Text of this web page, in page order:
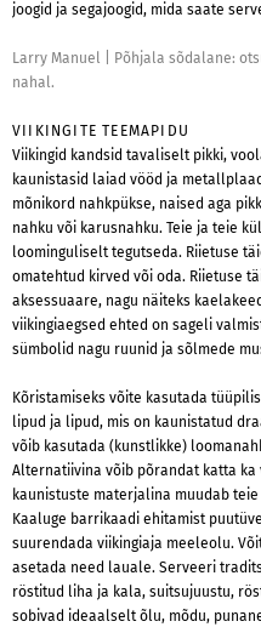
joogid ja segajoogid, mida saate
Larry Manuel
Põhjala sõdalane:
nahal.
VIIKINGITE TEEMAPIDU
Viikingid kandsid tavaliselt pikki,
kaunistasid laiad vööd ja
mõnikord nahkpükse, naised aga
nahku või karusnahku. Teie ja teie
loominguliselt tegutseda. Riietuse
omatehtud kirved või oda. Riietuse
aksessuaare, nagu näiteks
viikingiaegsed ehted on sageli
sümbolid nagu ruunid ja sõlmede
Kõristamiseks võite kasutada
lipud ja lipud, mis on kaunistatud
võib kasutada (kunstlikke)
Alternatiivina võib põrandat katta ka
kaunistuste materjalina muudab
Kaaluge barrikaadi ehitamist
suurendada viikingiaja meeleolu.
asetada need lauale. Serveeri
röstitud liha ja kala, suitsujuustu,
sobivad ideaalselt õlu, mõdu,